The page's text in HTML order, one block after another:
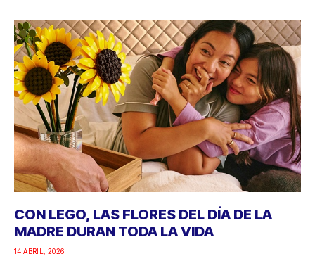
CON LEGO, LAS FLORES DEL DÍA DE LA
MADRE DURAN TODA LA VIDA
14 ABRIL, 2026